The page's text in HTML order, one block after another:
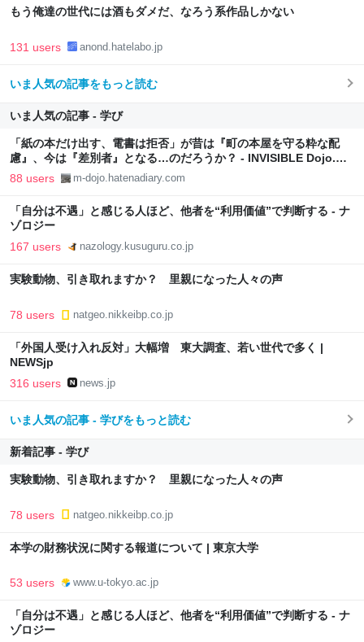
もう俺達の世代には酒もダメだ、なろう系作品しかない
131 users anond.hatelabo.jp
いま人気の記事をもっと読む
いま人気の記事 - 学び
「紙の本だけ出す、電書は拒否」が昔は『町の本屋を守る粋な配
慮』、今は『差別者』となる…のだろうか？ - INVISIBLE Dojo.
ーQUIET & COLORFUL PLACE-
88 users m-dojo.hatenadiary.com
「自分は不遇」と感じる人ほど、他者を“利用価値”で判断する - ナ
ゾロジー
167 users nazology.kusuguru.co.jp
実験動物、引き取れますか？ 里親になった人々の声
78 users natgeo.nikkeibp.co.jp
「外国人受け入れ反対」大幅増 東大調査、若い世代で多く |
NEWSjp
316 users news.jp
いま人気の記事 - 学びをもっと読む
新着記事 - 学び
実験動物、引き取れますか？ 里親になった人々の声
78 users natgeo.nikkeibp.co.jp
本学の財務状況に関する報道について | 東京大学
53 users www.u-tokyo.ac.jp
「自分は不遇」と感じる人ほど、他者を“利用価値”で判断する - ナ
ゾロジー